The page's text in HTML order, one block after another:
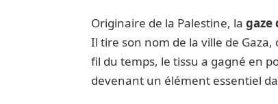
Originaire de la Palestine, la gaze
Il tire son nom de la ville de
fil du temps, le tissu a gagné en
devenant un élément essentiel